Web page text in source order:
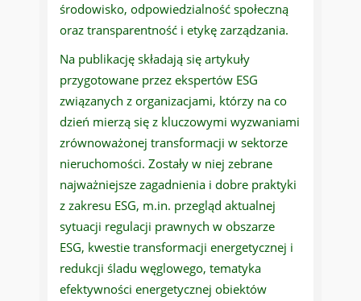
środowisko, odpowiedzialność społeczną
oraz transparentność i etykę zarządzania.
Na publikację składają się artykuły
przygotowane przez ekspertów ESG
związanych z organizacjami, którzy na co
dzień mierzą się z kluczowymi wyzwaniami
zrównoważonej transformacji w sektorze
nieruchomości. Zostały w niej zebrane
najważniejsze zagadnienia i dobre praktyki
z zakresu ESG, m.in. przegląd aktualnej
sytuacji regulacji prawnych w obszarze
ESG, kwestie transformacji energetycznej i
redukcji śladu węglowego, tematyka
efektywności energetycznej obiektów